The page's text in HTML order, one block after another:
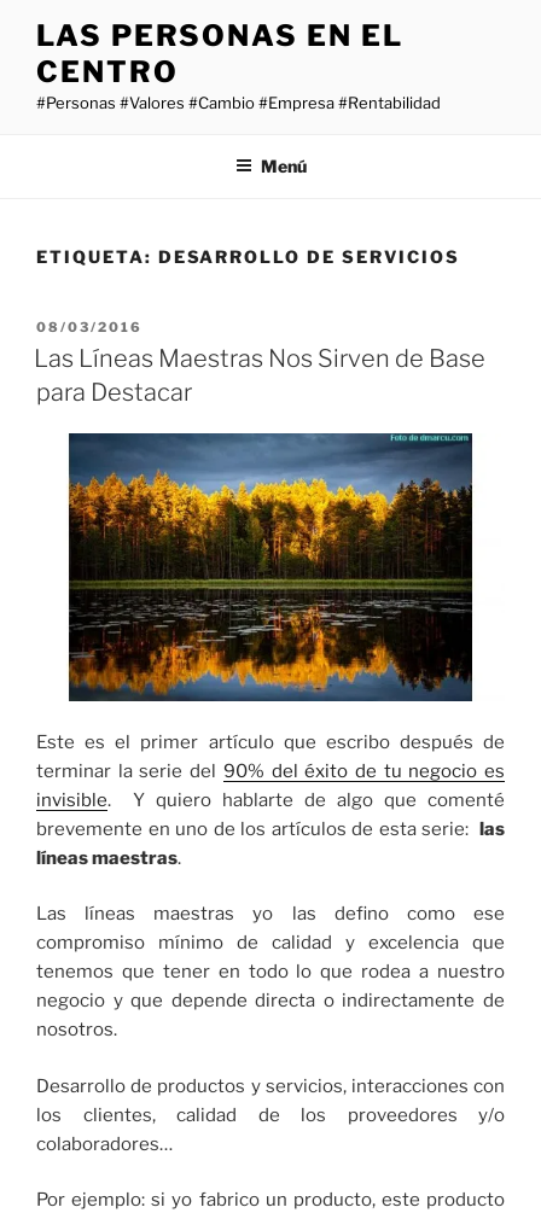
contenido
LAS PERSONAS EN EL
CENTRO
#Personas #Valores #Cambio #Empresa #Rentabilidad
Menú
ETIQUETA: DESARROLLO DE SERVICIOS
PUBLICADO
EL
08/03/2016
Las Líneas Maestras Nos Sirven de Base
para Destacar
Este es el primer artículo que escribo después de
terminar la serie del 90% del éxito de tu negocio es
invisible. Y quiero hablarte de algo que comenté
brevemente en uno de los artículos de esta serie: las
líneas maestras.
Las líneas maestras yo las defino como ese
compromiso mínimo de calidad y excelencia que
tenemos que tener en todo lo que rodea a nuestro
negocio y que depende directa o indirectamente de
nosotros.
Desarrollo de productos y servicios, interacciones con
los clientes, calidad de los proveedores y/o
colaboradores…
Por ejemplo: si yo fabrico un producto, este producto